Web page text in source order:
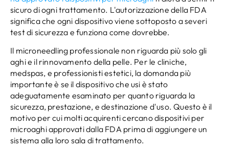
sicuro di ogni trattamento. L'autorizzazione della FDA
significa che ogni dispositivo viene sottoposto a severi
test di sicurezza e funziona come dovrebbe.
Il microneedling professionale non riguarda più solo gli
aghi e il rinnovamento della pelle. Per le cliniche,
medspas, e professionisti estetici, la domanda più
importante è se il dispositivo che usi è stato
adeguatamente esaminato per quanto riguarda la
sicurezza, prestazione, e destinazione d'uso. Questo è il
motivo per cui molti acquirenti cercano dispositivi per
microaghi approvati dalla FDA prima di aggiungere un
sistema alla loro sala di trattamento.